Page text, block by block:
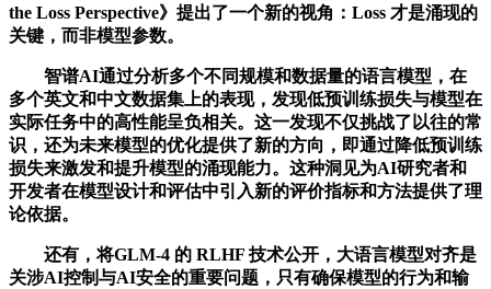
the Loss Perspective》提出了一个新的视角：Loss 才是涌现的
关键，而非模型参数。
智谱AI通过分析多个不同规模和数据量的语言模型，在
多个英文和中文数据集上的表现，发现低预训练损失与模型在
实际任务中的高性能呈负相关。这一发现不仅挑战了以往的常
识，还为未来模型的优化提供了新的方向，即通过降低预训练
损失来激发和提升模型的涌现能力。这种洞见为AI研究者和
开发者在模型设计和评估中引入新的评价指标和方法提供了理
论依据。
还有，将GLM-4 的 RLHF 技术公开，大语言模型对齐是
关涉AI控制与AI安全的重要问题，只有确保模型的行为和输